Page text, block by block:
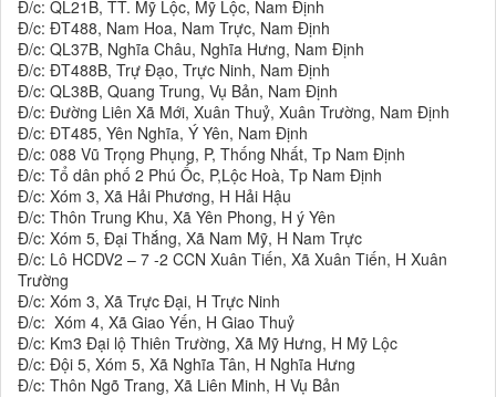
Đ/c: QL21B, TT. Mỹ Lộc, Mỹ Lộc, Nam Định
Đ/c: ĐT488, Nam Hoa, Nam Trực, Nam Định
Đ/c: QL37B, Nghĩa Châu, Nghĩa Hưng, Nam Định
Đ/c: ĐT488B, Trự Đạo, Trực Ninh, Nam Định
Đ/c: QL38B, Quang Trung, Vụ Bản, Nam Định
Đ/c: Đường Liên Xã Mới, Xuân Thuỷ, Xuân Trường, Nam Định
Đ/c: ĐT485, Yên Nghĩa, Ý Yên, Nam Định
Đ/c: 088 Vũ Trọng Phụng, P, Thống Nhất, Tp Nam Định
Đ/c: Tổ dân phố 2 Phú Ốc, P,Lộc Hoà, Tp Nam Định
Đ/c: Xóm 3, Xã Hải Phương, H Hải Hậu
Đ/c: Thôn Trung Khu, Xã Yên Phong, H ý Yên
Đ/c: Xóm 5, Đại Thắng, Xã Nam Mỹ, H Nam Trực
Đ/c: Lô HCDV2 – 7 -2 CCN Xuân Tiến, Xã Xuân Tiến, H Xuân
Trường
Đ/c: Xóm 3, Xã Trực Đại, H Trực Ninh
Đ/c: Xóm 4, Xã Giao Yến, H Giao Thuỷ
Đ/c: Km3 Đại lộ Thiên Trường, Xã Mỹ Hưng, H Mỹ Lộc
Đ/c: Đội 5, Xóm 5, Xã Nghĩa Tân, H Nghĩa Hưng
Đ/c: Thôn Ngõ Trang, Xã Liên Minh, H Vụ Bản